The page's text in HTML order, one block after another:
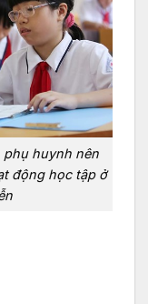
phụ huynh nên
động học tập ở